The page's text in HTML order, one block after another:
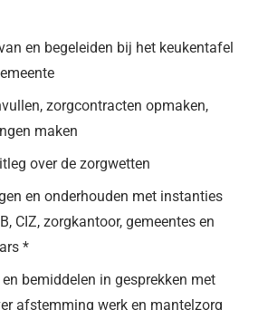
en begeleiden bij het keukentafel
zorgcontracten opmaken,
maken
over de zorgwetten
en onderhouden met instanties
CIZ, zorgkantoor, gemeentes en
*
bemiddelen in gesprekken met
afstemming werk en mantelzorg